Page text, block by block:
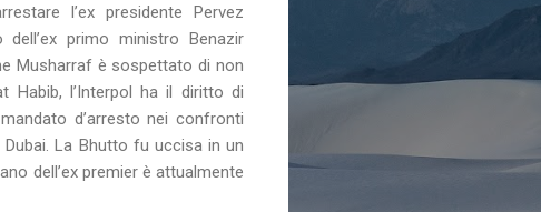
l’ex presidente Pervez
dell’ex primo ministro Benazir
Musharraf è sospettato di non
Habib, l’Interpol ha il diritto di
d’arresto nei confronti
Dubai. La Bhutto fu uccisa in un
dell’ex premier è attualmente